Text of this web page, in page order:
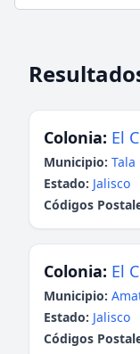
Colonia: El
Municipio: Tala
Estado: Jalisco
Códigos
Colonia: El
Municipio:
Estado: Jalisco
Códigos